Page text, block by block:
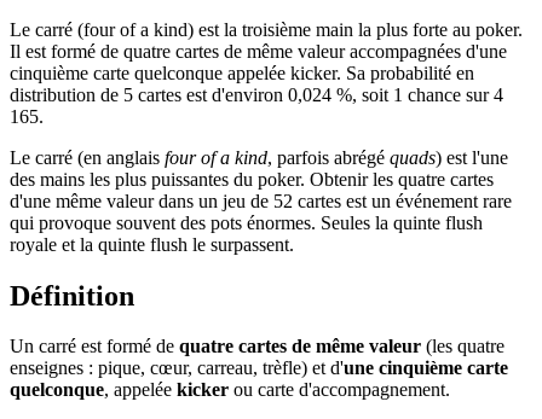
Le carré (four of a kind) est la troisième main la plus forte au poker.
Il est formé de quatre cartes de même valeur accompagnées d'une
cinquième carte quelconque appelée kicker. Sa probabilité en
distribution de 5 cartes est d'environ 0,024 %, soit 1 chance sur 4
165.
Le carré (en anglais four of a kind, parfois abrégé quads) est l'une
des mains les plus puissantes du poker. Obtenir les quatre cartes
d'une même valeur dans un jeu de 52 cartes est un événement rare
qui provoque souvent des pots énormes. Seules la quinte flush
royale et la quinte flush le surpassent.
Définition
Un carré est formé de quatre cartes de même valeur (les quatre
enseignes : pique, cœur, carreau, trèfle) et d'une cinquième carte
quelconque, appelée kicker ou carte d'accompagnement.